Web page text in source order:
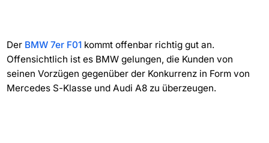
Der BMW 7er F01kommt offenbar richtig gut an.
Offensichtlich ist es BMW gelungen, die Kunden von
seinen Vorzügen gegenüber der Konkurrenz in Form von
Mercedes S-Klasse und Audi A8 zu überzeugen.